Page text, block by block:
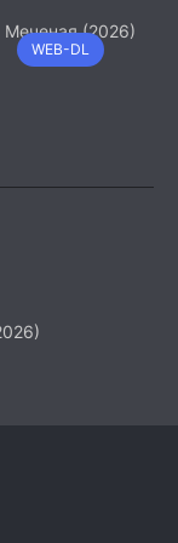
WEB-DL
Меченая (2026)